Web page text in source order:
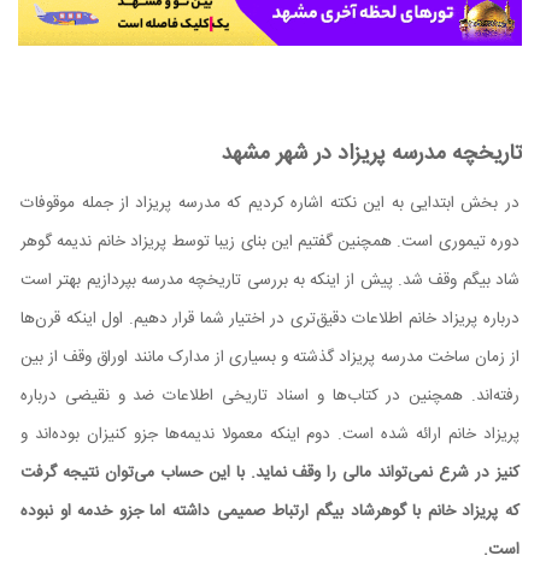
تاریخچه مدرسه پریزاد در شهر مشهد
در بخش ابتدایی به این نکته اشاره کردیم که مدرسه پریزاد از جمله موقوفات
دوره تیموری است. همچنین گفتیم این بنای زیبا توسط پریزاد خانم ندیمه گوهر
شاد بیگم وقف شد. پیش از اینکه به بررسی تاریخچه مدرسه بپردازیم بهتر است
درباره پریزاد خانم اطلاعات دقیق‌تری در اختیار شما قرار دهیم. اول اینکه قرن‌ها
از زمان ساخت مدرسه پریزاد گذشته و بسیاری از مدارک مانند اوراق وقف از بین
رفته‌اند. همچنین در کتاب‌ها و اسناد تاریخی اطلاعات ضد و نقیضی درباره
پریزاد خانم ارائه شده است. دوم اینکه معمولا ندیمه‌ها جزو کنیزان بوده‌اند و
کنیز در شرع نمی‌تواند مالی را وقف نماید. با این حساب می‌توان نتیجه گرفت
که پریزاد خانم با گوهرشاد بیگم ارتباط صمیمی داشته اما جزو خدمه او نبوده
است.